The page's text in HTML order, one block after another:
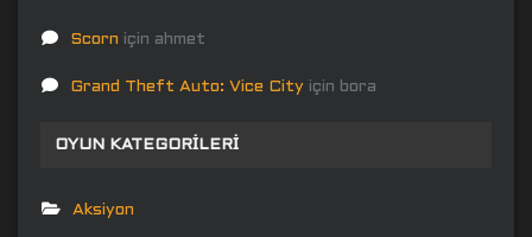
Scorn için ahmet
Grand Theft Auto: Vice City için bora
OYUN KATEGORILERI
Aksiyon